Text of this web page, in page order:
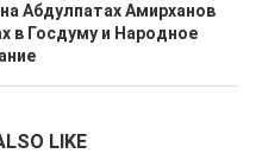
Абдулпатах Амирханов
в Госдуму и Народное
LIKE